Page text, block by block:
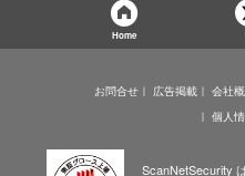
Home
お問合せ 広告掲載 会社
個人
ScanNetSecurity